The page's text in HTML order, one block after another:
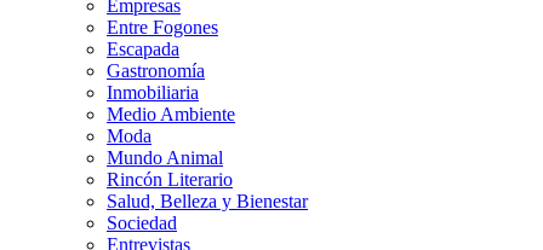
Empresas
Entre Fogones
Escapada
Gastronomía
Inmobiliaria
Medio Ambiente
Moda
Mundo Animal
Rincón Literario
Salud, Belleza y Bienestar
Sociedad
Entrevistas